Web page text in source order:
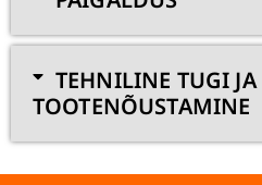
TEHNILINE TUGI JA
TOOTENÕUSTAMINE